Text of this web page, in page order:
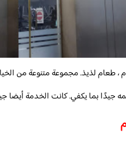
، طعام لذيذ. مجموعة متنوعة من